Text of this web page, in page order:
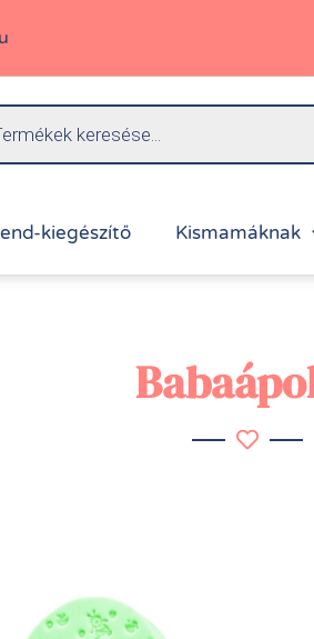
kiegészítő Kismamáknak